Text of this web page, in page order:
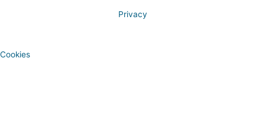
Privacy
Cookies